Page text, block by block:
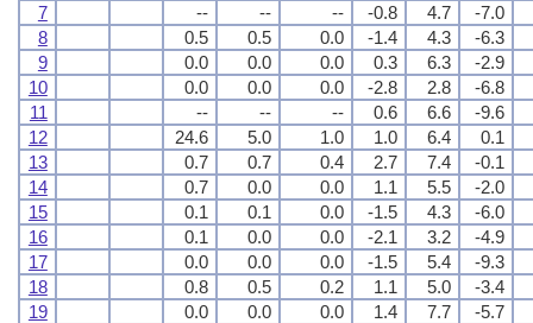
7
-- -- -- -0.8 4.7
-7.0
8
0.5 0.5 0.0 -1.4 4.3
-6.3
9
0.0 0.0 0.0 0.3 6.3
-2.9
10
0.0 0.0 0.0 -2.8 2.8
-6.8
11
-- -- -- 0.6 6.6
-9.6
12
24.6 5.0 1.0 1.0 6.4
0.1
13
0.7 0.7 0.4 2.7 7.4
-0.1
14
0.7 0.0 0.0 1.1 5.5
-2.0
15
0.1 0.1 0.0 -1.5 4.3
-6.0
16
0.1 0.0 0.0 -2.1 3.2
-4.9
17
0.0 0.0 0.0 -1.5 5.4
-9.3
18
0.8 0.5 0.2 1.1 5.0
-3.4
19
0.0 0.0 0.0 1.4 7.7
-5.7